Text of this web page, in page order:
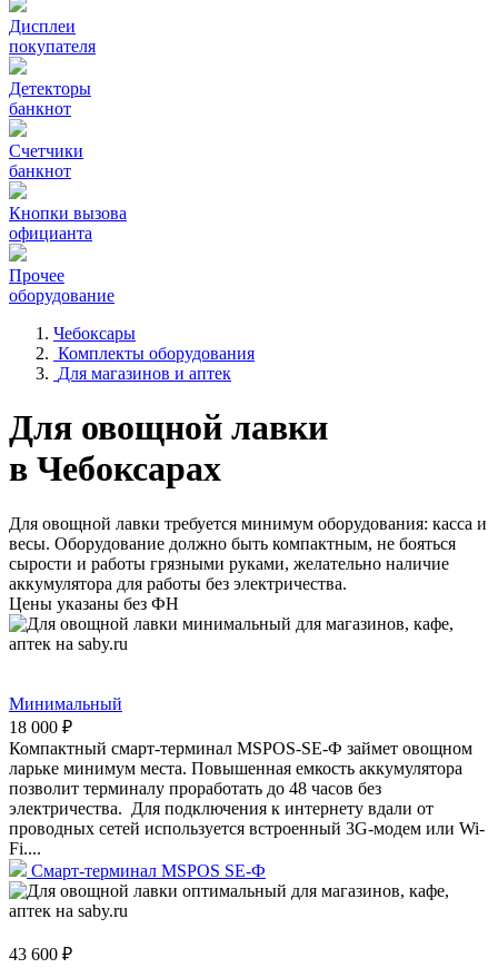
Дисплеи
покупателя
Детекторы
банкнот
Счетчики
банкнот
Кнопки вызова
официанта
Прочее
оборудование
Чебоксары
Комплекты оборудования
Для магазинов и аптек
Для овощной лавки
в Чебоксарах
Для овощной лавки требуется минимум оборудования: касса и
весы. Оборудование должно быть компактным, не бояться
сырости и работы грязными руками, желательно наличие
аккумулятора для работы без электричества.
Цены указаны без ФН
Минимальный
18 000 ₽
Компактный смарт-терминал MSPOS-SE-Ф займет овощном
ларьке минимум места. Повышенная емкость аккумулятора
позволит терминалу проработать до 48 часов без
электричества. Для подключения к интернету вдали от
проводных сетей используется встроенный 3G-модем или Wi-
Fi....
Смарт-терминал MSPOS SE-Ф
43 600 ₽